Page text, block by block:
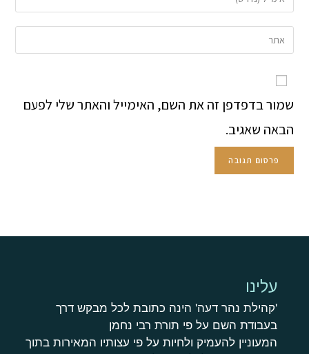
שמור בדפדפן זה את השם, האימייל והאתר שלי לפעם
הבאה שאגיב.
עלינו
'קהילת נהר דעה' הינה כתובת לכל מבקש דרך
בעבודת השם על פי תורת רבי נחמן
המעוניין להעמיק ולחיות על פי עצותיו המאירות בתוך